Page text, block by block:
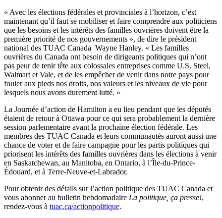
« Avec les élections fédérales et provinciales à l’horizon, c’est
maintenant qu’il faut se mobiliser et faire comprendre aux politiciens
que les besoins et les intérêts des familles ouvrières doivent être la
première priorité de nos gouvernements », de dire le président
national des TUAC Canada Wayne Hanley. « Les familles
ouvrières du Canada ont besoin de dirigeants politiques qui n’ont
pas peur de tenir tête aux colossales entreprises comme U.S. Steel,
Walmart et Vale, et de les empêcher de venir dans notre pays pour
fouler aux pieds nos droits, nos valeurs et les niveaux de vie pour
lesquels nous avons durement lutté. »
La Journée d’action de Hamilton a eu lieu pendant que les députés
étaient de retour à Ottawa pour ce qui sera probablement la dernière
session parlementaire avant la prochaine élection fédérale. Les
membres des TUAC Canada et leurs communautés auront aussi une
chance de voter et de faire campagne pour les partis politiques qui
priorisent les intérêts des familles ouvrières dans les élections à venir
en Saskatchewan, au Manitoba, en Ontario, à l’Île-du-Prince-
Édouard, et à Terre-Neuve-et-Labrador.
Pour obtenir des détails sur l’action politique des TUAC Canada et
vous abonner au bulletin hebdomadaire La politique, ça presse!,
rendez-vous à tuac.ca/actionpolitique.